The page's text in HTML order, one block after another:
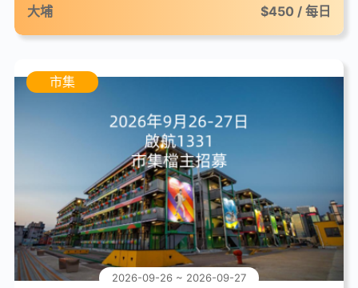
大埔 $450 / 每日
市集
2026-09-26 ~ 2026-09-27